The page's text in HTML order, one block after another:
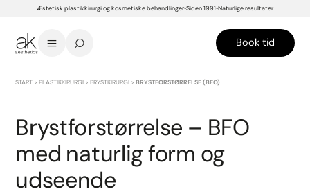
Æstetisk plastikkirurgi og kosmetiske behandlinger Siden 1991 Naturlige resultater
Book tid
START >PLASTIKKIRURGI >BRYSTKIRURGI >BRYSTFORSTØRRELSE (BFO)
Brystforstørrelse – BFO
med naturlig form og
udseende